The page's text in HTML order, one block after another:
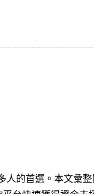
人的首選。本文彙